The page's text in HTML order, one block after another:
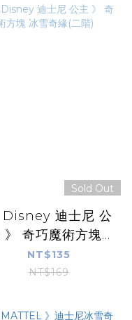
Sold Out
Disney 迪士尼 公
》 奇巧魔術方塊...
NT$135
NT$169